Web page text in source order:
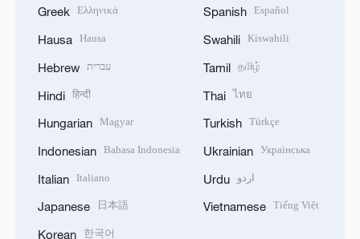
Greek Ελληνικά
Hausa Hausa
Hebrew עברית
Hindi हिन्दी
Hungarian Magyar
Indonesian Bahasa Indonesia
Italian Italiano
Japanese 日本語
Korean 한국어
Spanish Español
Swahili Kiswahili
Tamil தமிழ்
Thai ไทย
Turkish Türkçe
Ukrainian Українська
Urdu اردو
Vietnamese Tiếng Việt